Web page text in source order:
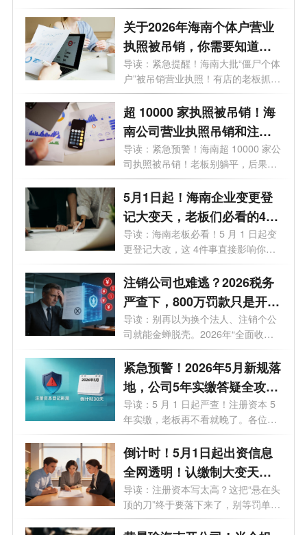
关于2026年海南个体户营业
执照被吊销，你需要知道的
10大问题
导读：紧急提醒！海南大批“僵尸个体
户”被吊销营业执照！有店的老板抓
紧...
超 10000 家执照被吊销！海
南公司营业执照吊销和注销
一样吗？企业被吊销后应该
怎么处理？看这篇就够了！
导读：紧急预警！海南超 10000 家公
司执照被吊销！老板别躺平，后果直
接影...
5月1日起！海南企业变更登
记大变天，老板们必看的4个
关键影响
导读：海南老板必看！5 月 1 日起变
更登记大改，这 4件事直接影响你的
钱袋...
注销公司也难逃？2026税务
严查下，800万罚款只是开
始！老板们的最后自救指南
导读：别再以为换个法人、注销个公
司就能金蝉脱壳。2026年“全面收割
期”...
紧急预警！2026年5月新规落
地，公司5年实缴答疑全攻
略，老板必看避坑
导读：5 月 1 日起严查！注册资本 5
年实缴，老板再不看就晚了。各位老
板、...
倒计时！5月1日起出资信息
全网透明！认缴制大变天，
这3条“逃债路”全被封死！
导读：注册资本写太高？这把“悬在头
顶的刀”终于要落下来了，别等罚单
才...